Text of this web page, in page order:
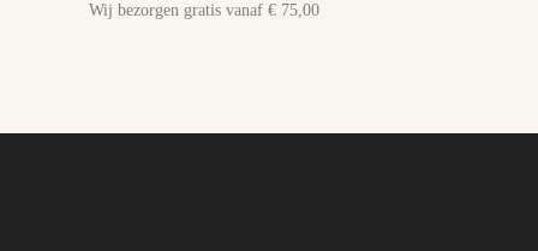
Wij bezorgen gratis vanaf € 75,00